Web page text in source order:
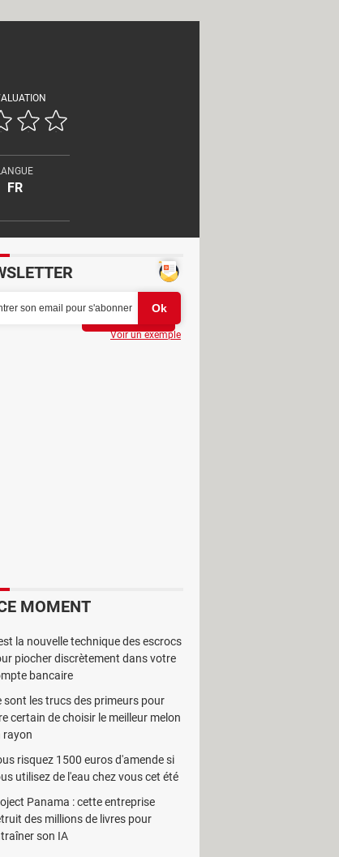
FR
systèmes comme la
pour le processeur et la
la fenêtre principale.
application en
à partir du gestionnaire des
vives disponibles
les facteurs de
Voir un exemple
MOMENT
la nouvelle technique des escrocs
piocher discrètement dans votre
bancaire
sont les trucs des primeurs pour
certain de choisir le meilleur melon
rayon
risquez 1500 euros d'amende si
utilisez de l'eau chez vous cet été
Panama : cette entreprise
des millions de livres pour
son IA